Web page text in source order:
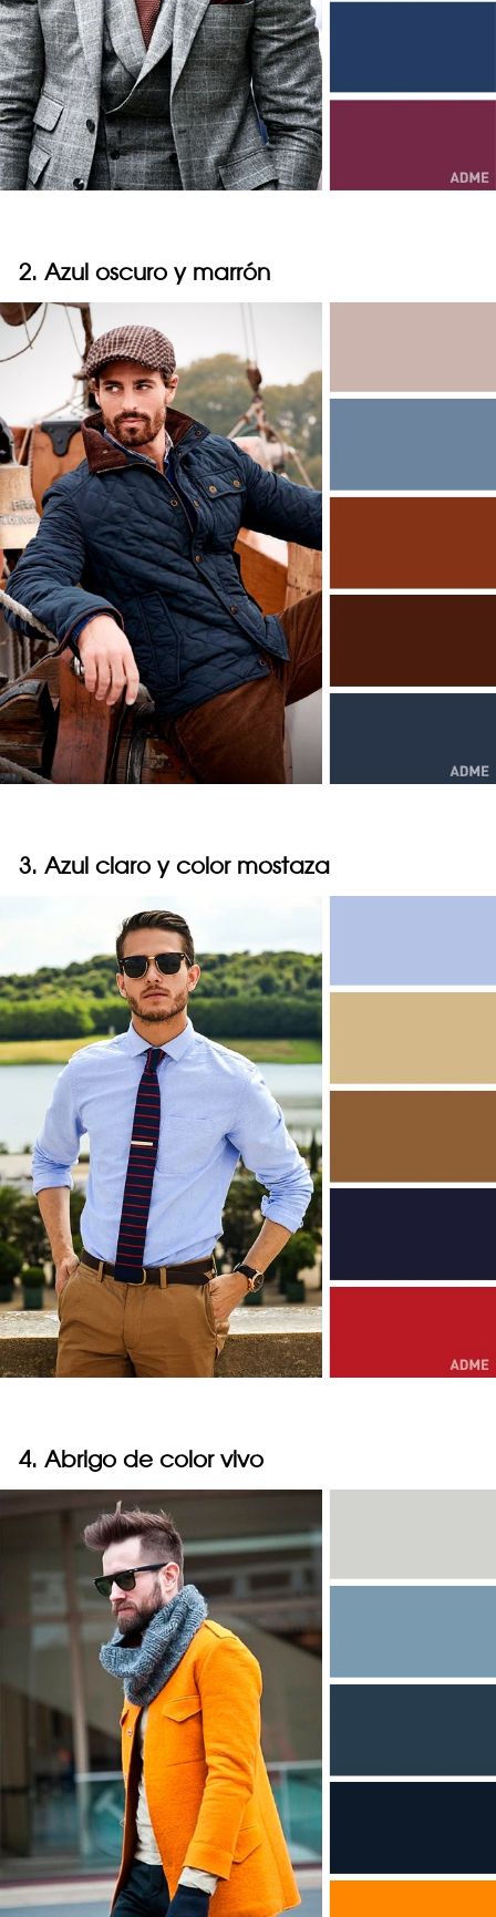
2. Azul oscuro y marrón
3. Azul claro y color mostaza
4. Abrigo de color vivo